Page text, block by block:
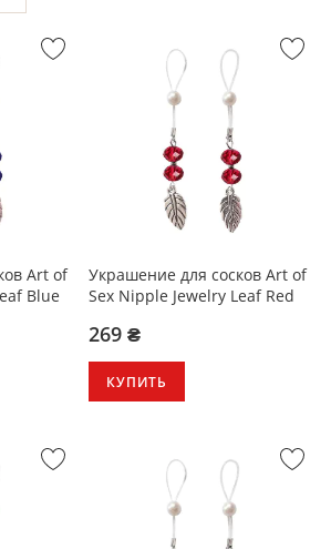
Art of
Blue
Украшение для сосков Art of
Sex Nipple Jewelry Leaf Red
269 ₴
КУПИТЬ